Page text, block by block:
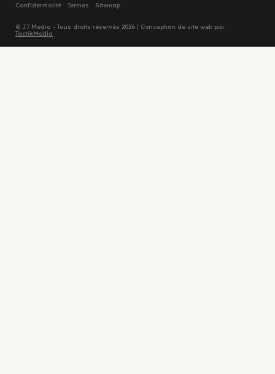
Confidentialité Termes Sitemap
© J7 Media - Tous droits réservés 2026 | Conception de site web par
TactikMedia